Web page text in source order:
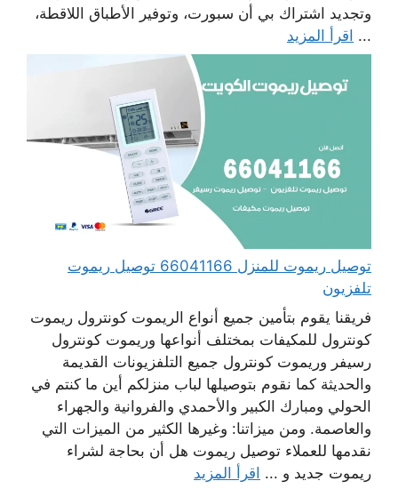
وتجديد اشتراك بي أن سبورت، وتوفير الأطباق اللاقطة،
... اقرأ المزيد
توصيل ريموت للمنزل 66041166 توصيل ريموت
تلفزيون
فريقنا يقوم بتأمين جميع أنواع الريموت كونترول ريموت
كونترول للمكيفات بمختلف أنواعها وريموت كونترول
رسيفر وريموت كونترول جميع التلفزيونات القديمة
والحديثة كما نقوم بتوصيلها لباب منزلكم أين ما كنتم في
الحولي ومبارك الكبير والأحمدي والفروانية والجهراء
والعاصمة. ومن ميزاتنا: وغيرها الكثير من الميزات التي
نقدمها للعملاء توصيل ريموت هل أن بحاجة لشراء
ريموت جديد و ... اقرأ المزيد